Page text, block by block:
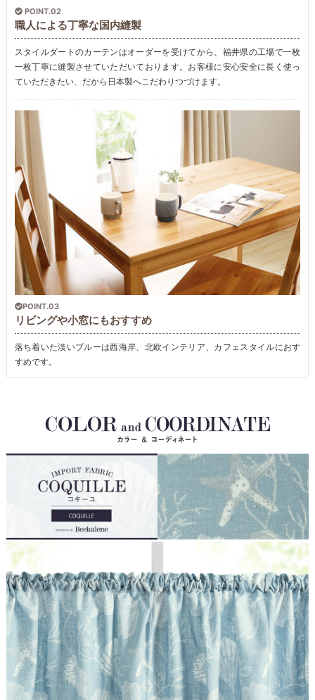
POINT.02
職人による丁寧な国内縫製
スタイルダートのカーテンはオーダーを受けてから、福井県の工場で一枚
一枚丁寧に縫製させていただいております。お客様に安心安全に長く使っ
ていただきたい、だから日本製へこだわりつづけます。
POINT.03
リビングや小窓にもおすすめ
落ち着いた淡いブルーは西海岸、北欧インテリア、カフェスタイルにおす
すめです。